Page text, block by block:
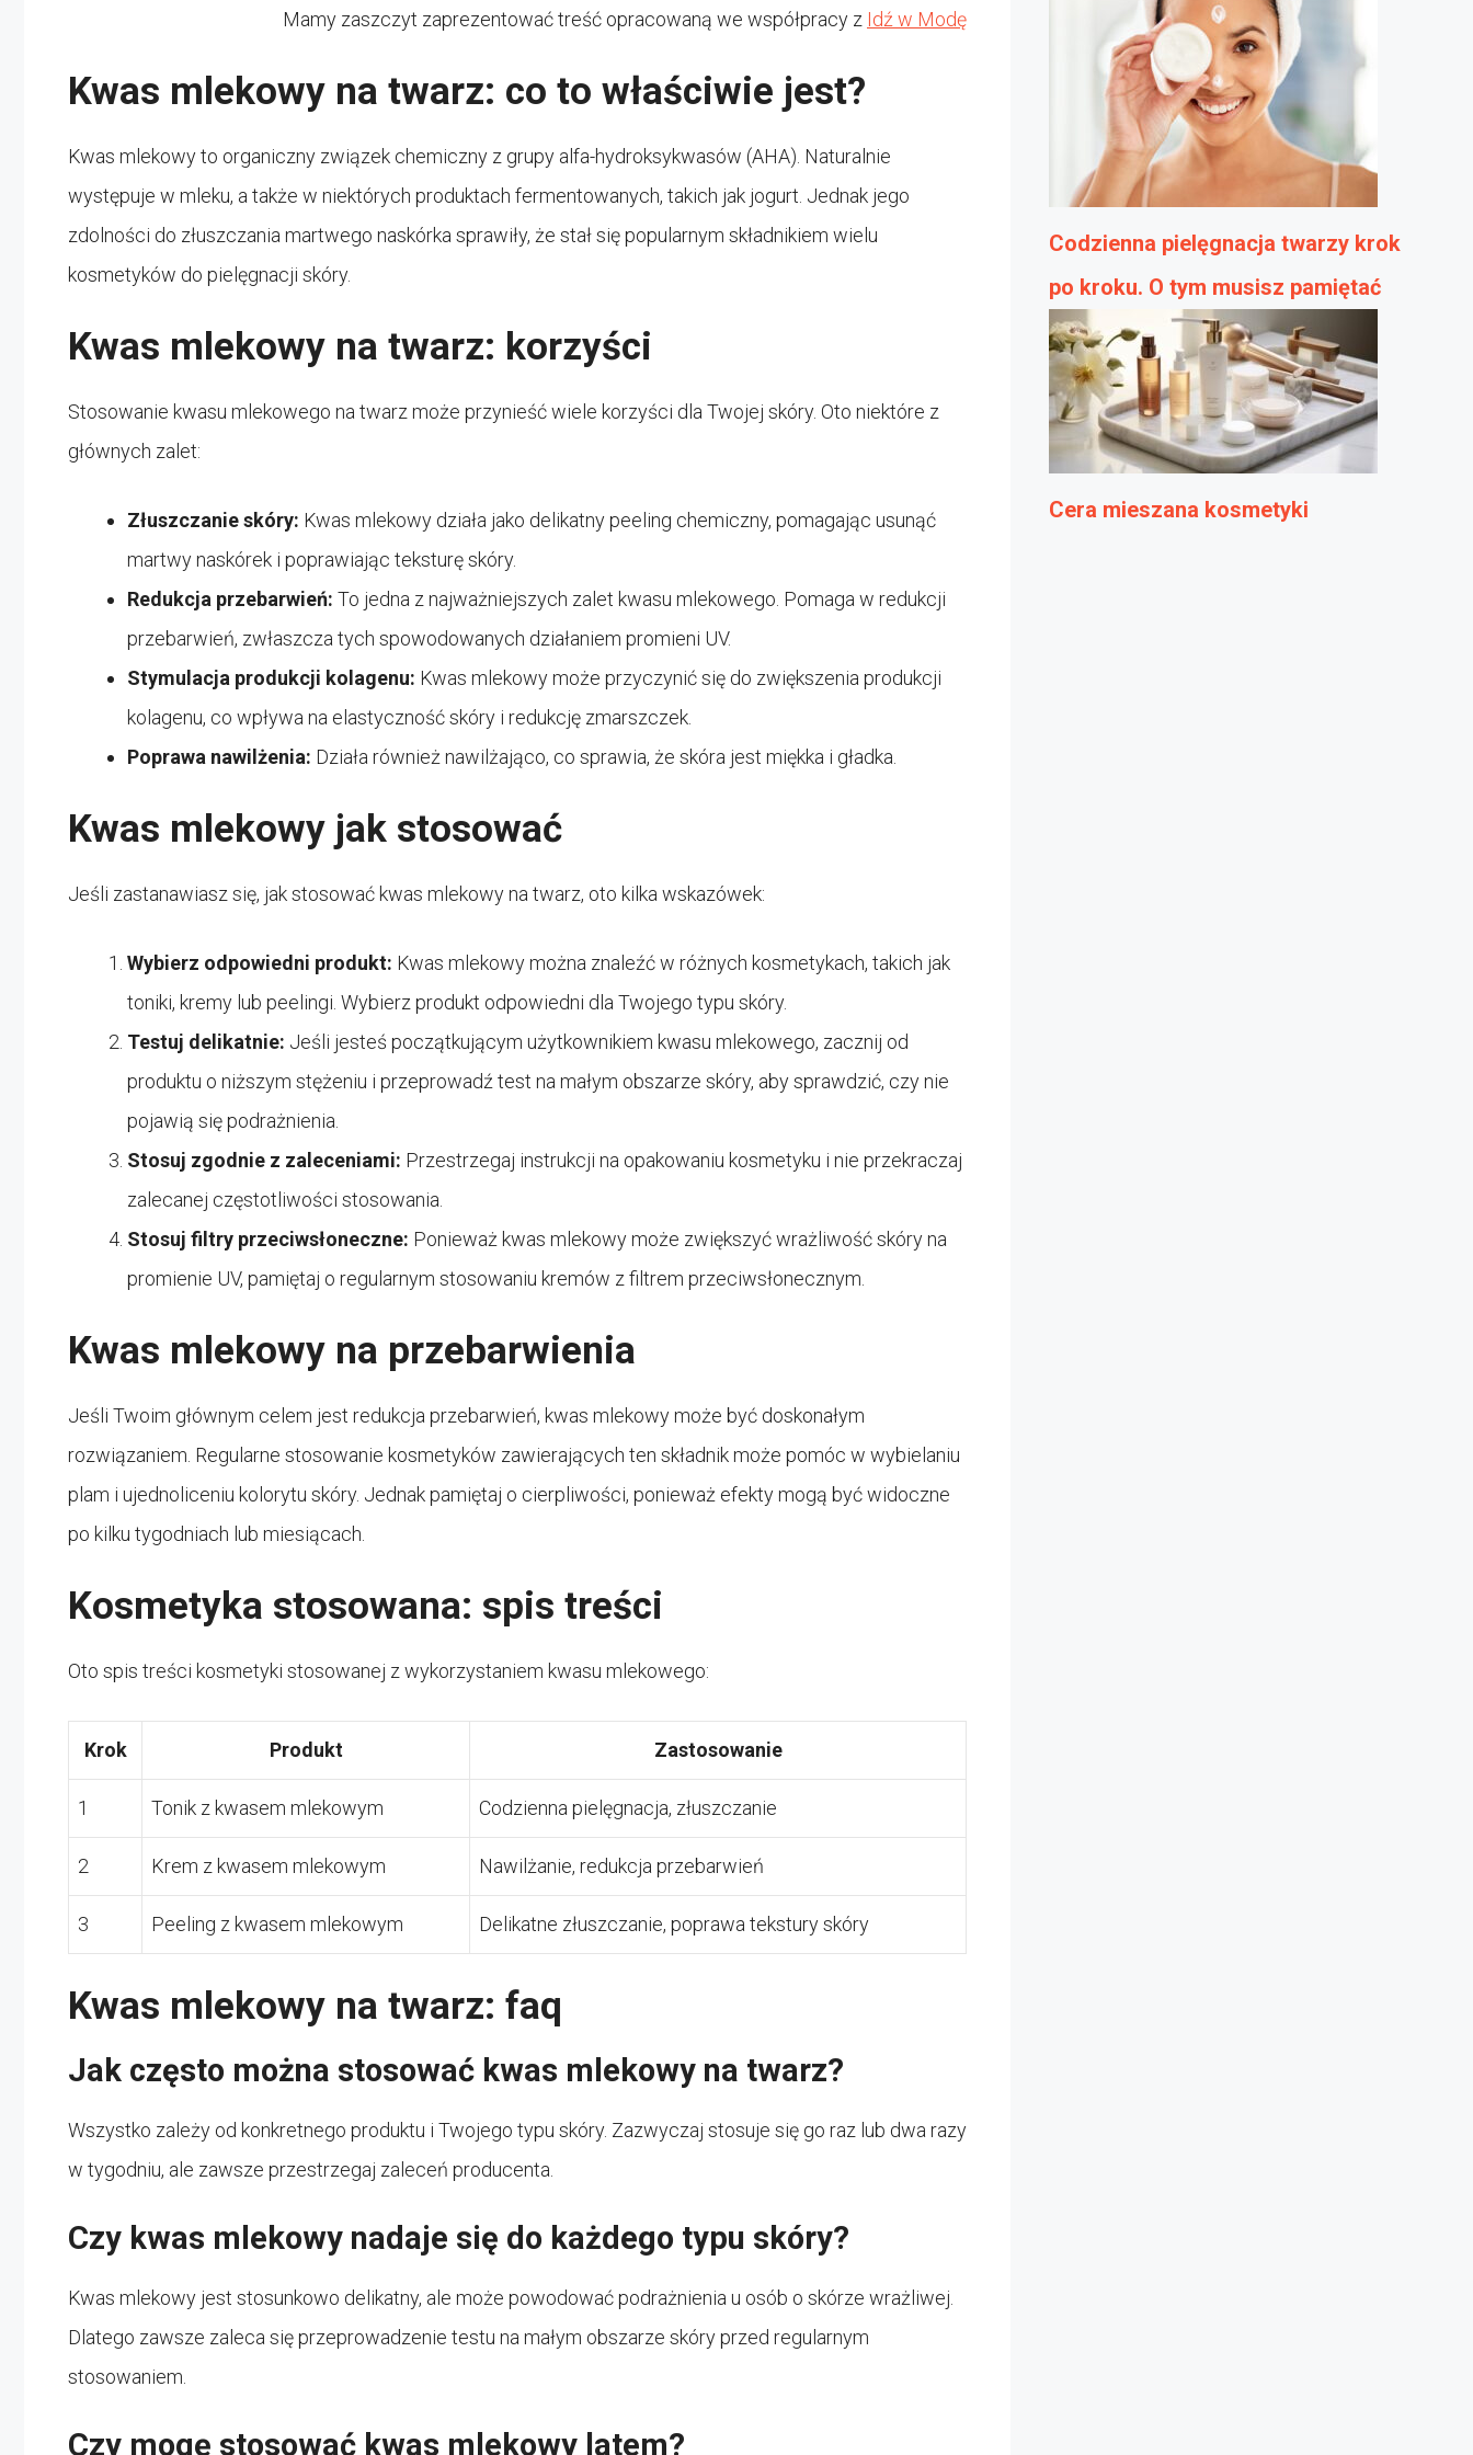
Mamy zaszczyt zaprezentować treść opracowaną we współpracy z Idź w Modę
Kwas mlekowy na twarz: co to właściwie jest?
Kwas mlekowy to organiczny związek chemiczny z grupy alfa-hydroksykwasów (AHA). Naturalnie
występuje w mleku, a także w niektórych produktach fermentowanych, takich jak jogurt. Jednak jego
zdolności do złuszczania martwego naskórka sprawiły, że stał się popularnym składnikiem wielu
kosmetyków do pielęgnacji skóry.
Kwas mlekowy na twarz: korzyści
Stosowanie kwasu mlekowego na twarz może przynieść wiele korzyści dla Twojej skóry. Oto niektóre z
głównych zalet:
Złuszczanie skóry: Kwas mlekowy działa jako delikatny peeling chemiczny, pomagając usunąć
martwy naskórek i poprawiając teksturę skóry.
Redukcja przebarwień: To jedna z najważniejszych zalet kwasu mlekowego. Pomaga w redukcji
przebarwień, zwłaszcza tych spowodowanych działaniem promieni UV.
Stymulacja produkcji kolagenu: Kwas mlekowy może przyczynić się do zwiększenia produkcji
kolagenu, co wpływa na elastyczność skóry i redukcję zmarszczek.
Poprawa nawilżenia: Działa również nawilżająco, co sprawia, że skóra jest miękka i gładka.
Kwas mlekowy jak stosować
Jeśli zastanawiasz się, jak stosować kwas mlekowy na twarz, oto kilka wskazówek:
Wybierz odpowiedni produkt: Kwas mlekowy można znaleźć w różnych kosmetykach, takich jak
toniki, kremy lub peelingi. Wybierz produkt odpowiedni dla Twojego typu skóry.
Testuj delikatnie: Jeśli jesteś początkującym użytkownikiem kwasu mlekowego, zacznij od
produktu o niższym stężeniu i przeprowadź test na małym obszarze skóry, aby sprawdzić, czy nie
pojawią się podrażnienia.
Stosuj zgodnie z zaleceniami: Przestrzegaj instrukcji na opakowaniu kosmetyku i nie przekraczaj
zalecanej częstotliwości stosowania.
Stosuj filtry przeciwsłoneczne: Ponieważ kwas mlekowy może zwiększyć wrażliwość skóry na
promienie UV, pamiętaj o regularnym stosowaniu kremów z filtrem przeciwsłonecznym.
Kwas mlekowy na przebarwienia
Jeśli Twoim głównym celem jest redukcja przebarwień, kwas mlekowy może być doskonałym
rozwiązaniem. Regularne stosowanie kosmetyków zawierających ten składnik może pomóc w wybielaniu
plam i ujednoliceniu kolorytu skóry. Jednak pamiętaj o cierpliwości, ponieważ efekty mogą być widoczne
po kilku tygodniach lub miesiącach.
Kosmetyka stosowana: spis treści
Oto spis treści kosmetyki stosowanej z wykorzystaniem kwasu mlekowego:
Krok Produkt Zastosowanie
1 Tonik z kwasem mlekowym Codzienna pielęgnacja, złuszczanie
2 Krem z kwasem mlekowym Nawilżanie, redukcja przebarwień
3 Peeling z kwasem mlekowym Delikatne złuszczanie, poprawa tekstury skóry
Kwas mlekowy na twarz: faq
Jak często można stosować kwas mlekowy na twarz?
Wszystko zależy od konkretnego produktu i Twojego typu skóry. Zazwyczaj stosuje się go raz lub dwa razy
w tygodniu, ale zawsze przestrzegaj zaleceń producenta.
Czy kwas mlekowy nadaje się do każdego typu skóry?
Kwas mlekowy jest stosunkowo delikatny, ale może powodować podrażnienia u osób o skórze wrażliwej.
Dlatego zawsze zaleca się przeprowadzenie testu na małym obszarze skóry przed regularnym
stosowaniem.
Czy mogę stosować kwas mlekowy latem?
Codzienna pielęgnacja twarzy krok
po kroku. O tym musisz pamiętać
Cera mieszana kosmetyki